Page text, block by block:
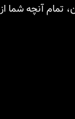
آنچه شما از